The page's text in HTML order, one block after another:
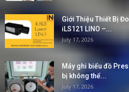
Giới Thiệu Thiết Bị
iLS121 LINO –...
July 17, 2026
Máy ghi biểu đồ
bị không thể...
July 17, 2026